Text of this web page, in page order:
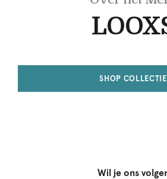
SHOP COLLECTIE
Wil je ons